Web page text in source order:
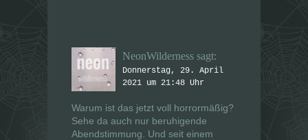
NeonWilderness sagt:
Donnerstag, 29. April
2021 um 21:48 Uhr
Warum ist das jetzt voll horrormäßig?
Sehe da auch nur beruhigende
Abendstimmung. Und seit einem